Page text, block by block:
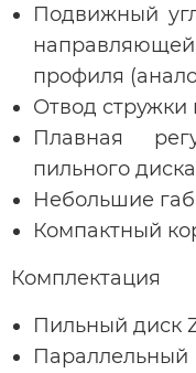
Подвижный
профиля
Отвод стружки
Плавная
пильного
Небольшие
Компактный
Комплектация
Пильный диск